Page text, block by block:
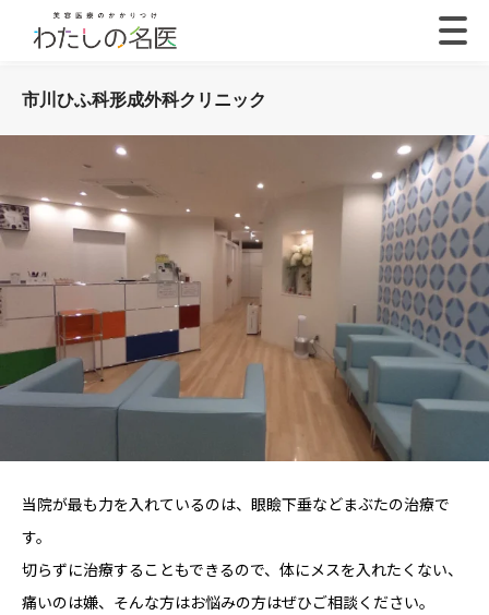
市川ひふ科形成外科クリニック
当院が最も力を入れているのは、眼瞼下垂などまぶたの治療で
す。
切らずに治療することもできるので、体にメスを入れたくない、
痛いのは嫌、そんな方はお悩みの方はぜひご相談ください。